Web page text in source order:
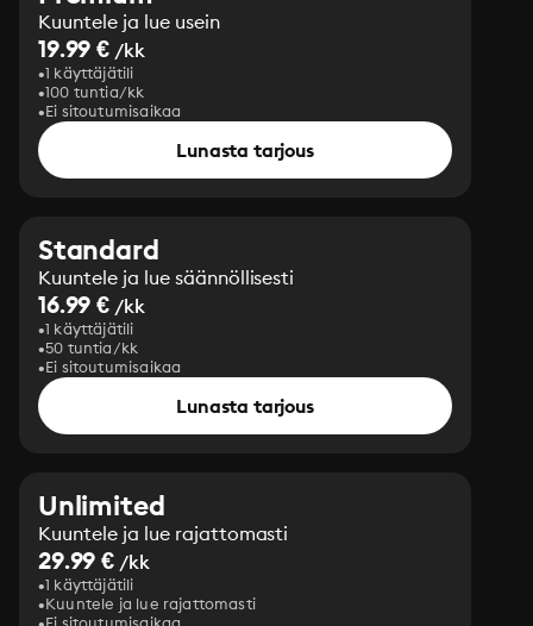
Kuuntele ja lue usein
19.99 € /kk
1 käyttäjätili
100 tuntia/kk
Ei sitoutumisaikaa
Lunasta tarjous
Standard
Kuuntele ja lue säännöllisesti
16.99 € /kk
1 käyttäjätili
50 tuntia/kk
Ei sitoutumisaikaa
Lunasta tarjous
Unlimited
Kuuntele ja lue rajattomasti
29.99 € /kk
1 käyttäjätili
Kuuntele ja lue rajattomasti